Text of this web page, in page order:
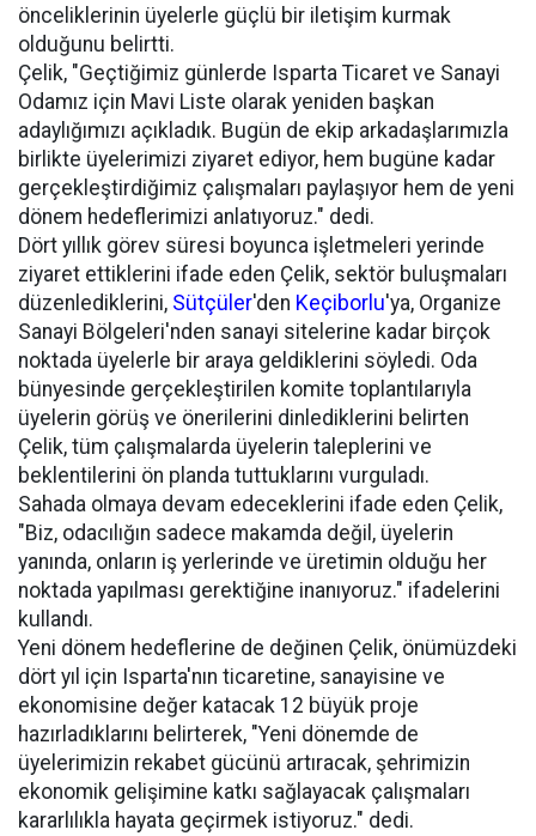
önceliklerinin üyelerle güçlü bir iletişim kurmak
olduğunu belirtti.
Çelik, "Geçtiğimiz günlerde Isparta Ticaret ve Sanayi
Odamız için Mavi Liste olarak yeniden başkan
adaylığımızı açıkladık. Bugün de ekip arkadaşlarımızla
birlikte üyelerimizi ziyaret ediyor, hem bugüne kadar
gerçekleştirdiğimiz çalışmaları paylaşıyor hem de yeni
dönem hedeflerimizi anlatıyoruz." dedi.
Dört yıllık görev süresi boyunca işletmeleri yerinde
ziyaret ettiklerini ifade eden Çelik, sektör buluşmaları
düzenlediklerini, Sütçüler'den Keçiborlu'ya, Organize
Sanayi Bölgeleri'nden sanayi sitelerine kadar birçok
noktada üyelerle bir araya geldiklerini söyledi. Oda
bünyesinde gerçekleştirilen komite toplantılarıyla
üyelerin görüş ve önerilerini dinlediklerini belirten
Çelik, tüm çalışmalarda üyelerin taleplerini ve
beklentilerini ön planda tuttuklarını vurguladı.
Sahada olmaya devam edeceklerini ifade eden Çelik,
"Biz, odacılığın sadece makamda değil, üyelerin
yanında, onların iş yerlerinde ve üretimin olduğu her
noktada yapılması gerektiğine inanıyoruz." ifadelerini
kullandı.
Yeni dönem hedeflerine de değinen Çelik, önümüzdeki
dört yıl için Isparta'nın ticaretine, sanayisine ve
ekonomisine değer katacak 12 büyük proje
hazırladıklarını belirterek, "Yeni dönemde de
üyelerimizin rekabet gücünü artıracak, şehrimizin
ekonomik gelişimine katkı sağlayacak çalışmaları
kararlılıkla hayata geçirmek istiyoruz." dedi.